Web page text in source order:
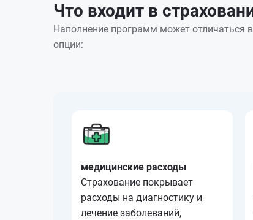
Что входит в
Наполнение программ может отличаться
опции:
медицинские расходы
Страхование покрывает
расходы на диагностику и
лечение заболеваний,